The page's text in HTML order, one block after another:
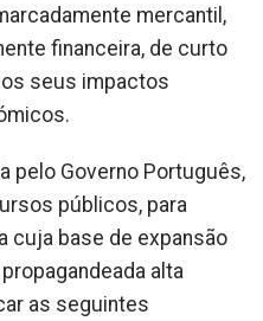
mercantil,
financeira, de curto
seus impactos
pelo Governo Português,
públicos, para
cuja base de expansão
alta
as seguintes